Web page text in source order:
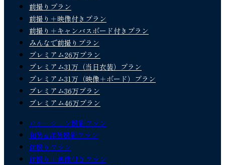
前撮りプラン
前撮り＋映像付きプラン
前撮り＋キャンバスボード付きプラン
みんなで前撮りプラン
プレミアム26万プラン
プレミアム31万（当日衣装）プラン
プレミアム31万（映像＋ボード）プラン
プレミアム36万プラン
プレミアム46万プラン
ロケーション撮影プラン
和装&洋装撮影プラン
前撮りプラン
前撮り＋映像付きプラン